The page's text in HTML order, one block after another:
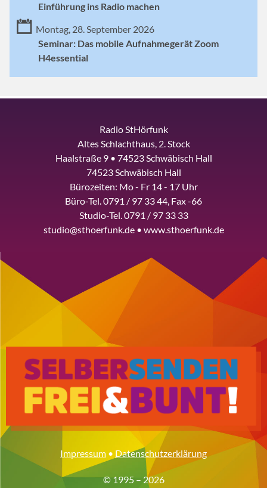
Einführung ins Radio machen
Montag, 28. September 2026
Seminar: Das mobile Aufnahmegerät Zoom
H4essential
Radio StHörfunk
Altes Schlachthaus, 2. Stock
Haalstraße 9 • 74523 Schwäbisch Hall
74523 Schwäbisch Hall
Bürozeiten: Mo - Fr 14 - 17 Uhr
Büro-Tel. 0791 / 97 33 44, Fax -66
Studio-Tel. 0791 / 97 33 33
studio@sthoerfunk.de • www.sthoerfunk.de
Impressum • Datenschutzerklärung
© 1995 – 2026